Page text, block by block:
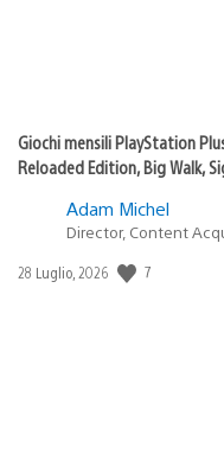
Giochi mensili PlayStation
Reloaded Edition, Big Walk,
Adam Michel
Director, Content
Data
28 Luglio, 2026 7